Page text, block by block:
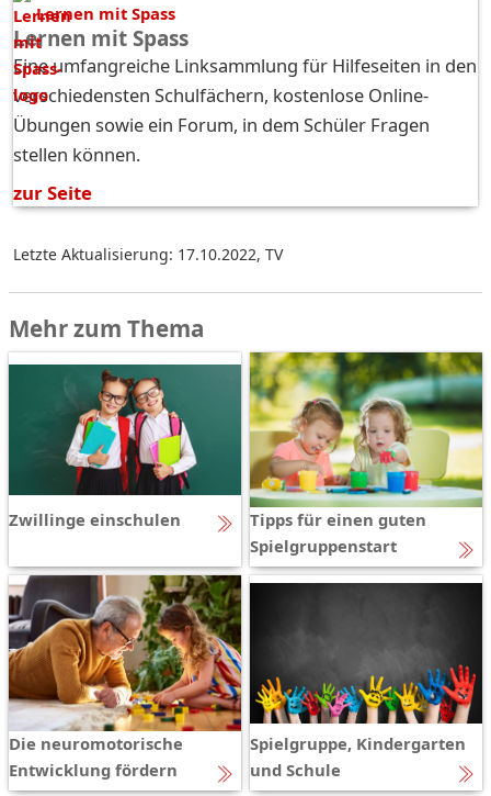
Lernen mit Spass
Lernen mit Spass
Eine umfangreiche Linksammlung für Hilfeseiten in den
verschiedensten Schulfächern, kostenlose Online-
Übungen sowie ein Forum, in dem Schüler Fragen
stellen können.
zur Seite
Letzte Aktualisierung: 17.10.2022, TV
Mehr zum Thema
Zwillinge einschulen
Tipps für einen guten
Spielgruppenstart
Die neuromotorische
Entwicklung fördern
Spielgruppe, Kindergarten
und Schule